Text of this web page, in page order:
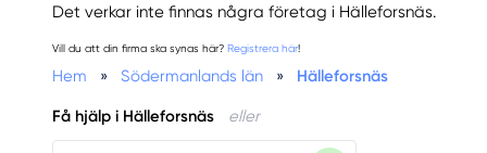
Det verkar inte finnas några företag i Hälleforsnäs.
Vill du att din firma ska synas här? Registrera här!
Hem » Södermanlands län » Hälleforsnäs
Få hjälp i Hälleforsnäs eller